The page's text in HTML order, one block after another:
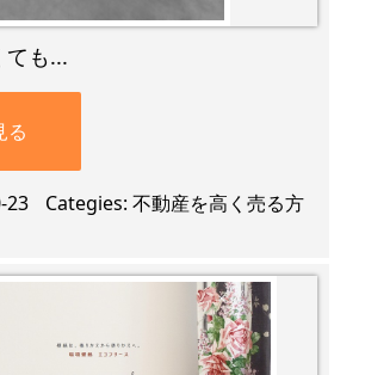
ても...
る
23 Categies 不動産を高く売る方